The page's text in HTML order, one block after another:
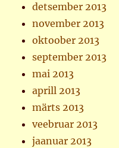
detsember 2013
november 2013
oktoober 2013
september 2013
mai 2013
aprill 2013
märts 2013
veebruar 2013
jaanuar 2013